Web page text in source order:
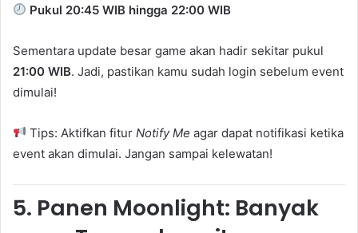
Pukul 20:45 WIB hingga 22:00 WIB
Sementara update besar game akan hadir sekitar pukul
21:00 WIB. Jadi, pastikan kamu sudah login sebelum event
dimulai!
Tips: Aktifkan fiturNotify Me agar dapat notifikasi ketika
event akan dimulai. Jangan sampai kelewatan!
5. Panen Moonlight: Banyak